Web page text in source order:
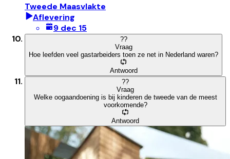
Tweede Maasvlakte
Aflevering
9 dec 15
??
Vraag
Hoe leefden veel gastarbeiders toen ze net in Nederland waren?
Antwoord
??
Vraag
Welke oogaandoening is bij kinderen de tweede van de meest
voorkomende?
Antwoord